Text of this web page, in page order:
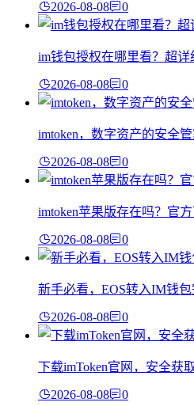
2026-08-08 0
im钱包授权在哪里看？超
2026-08-08 0
imtoken，数字资产的安全
2026-08-08 0
imtoken苹果版存在吗？官
2026-08-08 0
新手必看，EOS转入IM钱
2026-08-08 0
下载imToken官网，安全获
2026-08-08 0